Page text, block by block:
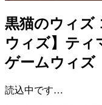
黒猫のウィズ
ウィズ】ティ
ゲームウィズ
読込中です…